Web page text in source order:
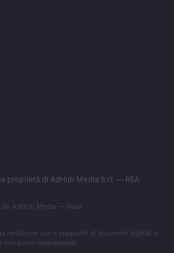
proprietà di AdHub Media S.r.l. — REA
AdHub Media — Italia
redazione con il supporto di strumenti digitali e
con autori indipendenti.